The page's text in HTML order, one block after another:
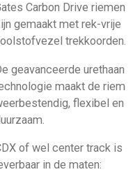
Carbon Drive riemen
gemaakt met rek-vrije
trekkoorden.
geavanceerde urethaan
maakt de riem
flexibel en
of wel center track is
in de maten: